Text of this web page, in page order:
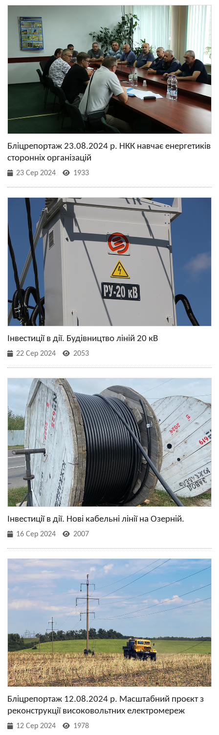
Бліцрепортаж 23.08.2024 р. НКК навчає енергетиків
сторонніх організацій
23 Сер 2024 1933
Інвестиції в дії. Будівництво ліній 20 кВ
22 Сер 2024 2053
Інвестиції в дії. Нові кабельні лінії на Озерній.
16 Сер 2024 2007
Бліцрепортаж 12.08.2024 р. Масштабний проєкт з
реконструкції високовольтних електромереж
12 Сер 2024 1978